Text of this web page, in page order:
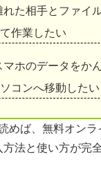
れた相手とファイ
作業したい
マホのデータをか
コンへ移動したい
めば、無料オン
方法と使い方が完